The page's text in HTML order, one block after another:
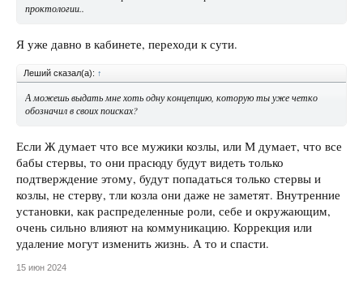
проктологии..
Я уже давно в кабинете, переходи к сути.
Леший сказал(а): ↑
А можешь выдать мне хоть одну концепцию, которую ты уже четко
обозначил в своих поисках?
Если Ж думает что все мужики козлы, или М думает, что все
бабы стервы, то они прасюду будут видеть только
подтверждение этому, будут попадаться только стервы и
козлы, не стерву, тли козла они даже не заметят. Внутренние
установки, как распределенные роли, себе и окружающим,
очень сильно влияют на коммуникацию. Коррекция или
удаление могут изменить жизнь. А то и спасти.
15 июн 2024